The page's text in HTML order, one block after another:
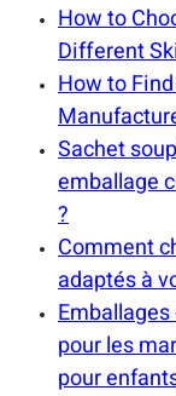
How to
Different
How to
Sachet
emballage
?
Comment
adaptés à
pour les
pour